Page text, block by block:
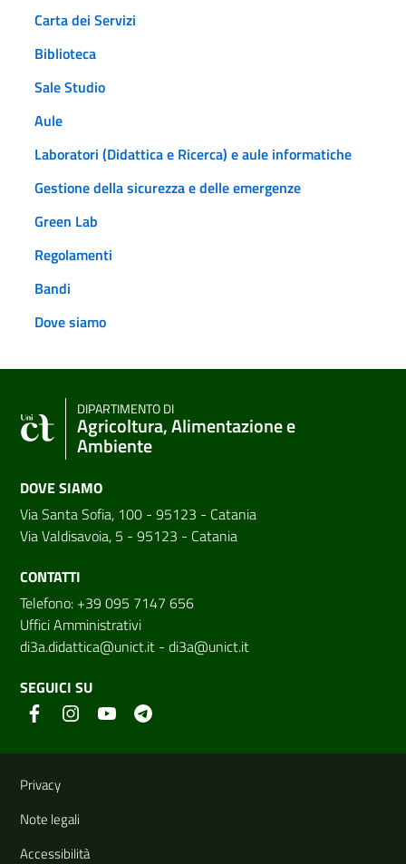
Carta dei Servizi
Biblioteca
Sale Studio
Aule
Laboratori (Didattica e Ricerca) e aule informatiche
Gestione della sicurezza e delle emergenze
Green Lab
Regolamenti
Bandi
Dove siamo
DIPARTIMENTO DI
Agricoltura, Alimentazione e
Ambiente
DOVE SIAMO
Via Santa Sofia, 100 - 95123 - Catania
Via Valdisavoia, 5 - 95123 - Catania
CONTATTI
Telefono: +39 095 7147 656
Uffici Amministrativi
di3a.didattica@unict.it - di3a@unict.it
SEGUICI SU
Link e informazioni utili
Privacy
Note legali
Accessibilità